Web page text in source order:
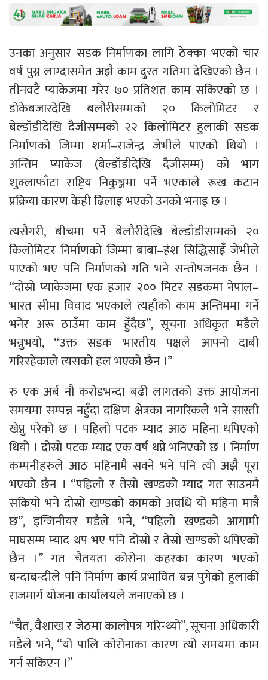
उनका अनुसार सडक निर्माणका लागि ठेक्का भएको चार
वर्ष पुग्न लाग्दासमेत अझै काम दु्रत गतिमा देखिएको छैन ।
तीनवटै प्याकेजमा गरेर ७० प्रतिशत काम सकिएको छ ।
डोकेबजारदेखि बलौरीसम्मको २० किलोमिटर र
बेल्डाँडीदेखि दैजीसम्मको २२ किलोमिटर हुलाकी सडक
निर्माणको जिम्मा शर्मा–राजेन्द्र जेभीले पाएको थियो ।
अन्तिम प्याकेज (बेल्डाँडीदेखि दैजीसम्म) को भाग
शुक्लाफाँटा राष्ट्रिय निकुञ्जमा पर्ने भएकाले रूख कटान
प्रक्रिया कारण केही ढिलाइ भएको उनको भनाइ छ ।
त्यसैगरी, बीचमा पर्ने बेलौरीदेखि बेल्डाँडीसम्मको २०
किलोमिटर निर्माणको जिम्मा बाबा–हंश सिद्धिसाइँ जेभीले
पाएको भए पनि निर्माणको गति भने सन्तोषजनक छैन ।
“दोस्रो प्याकेजमा एक हजार २०० मिटर सडकमा नेपाल–
भारत सीमा विवाद भएकाले त्यहाँको काम अन्तिममा गर्ने
भनेर अरू ठाउँमा काम हुँदैछ”, सूचना अधिकृत मडैले
भन्नुभयो, “उक्त सडक भारतीय पक्षले आफ्नो दाबी
गरिरहेकाले त्यसको हल भएको छैन ।”
रु एक अर्ब नौ करोडभन्दा बढी लागतको उक्त आयोजना
समयमा सम्पन्न नहुँदा दक्षिण क्षेत्रका नागरिकले भने सास्ती
खेप्नु परेको छ । पहिलो पटक म्याद आठ महिना थपिएको
थियो । दोस्रो पटक म्याद एक वर्ष थप्ने भनिएको छ । निर्माण
कम्पनीहरुले आठ महिनामै सक्ने भने पनि त्यो अझै पूरा
भएको छैन । “पहिलो र तेस्रो खण्डको म्याद गत साउनमै
सकियो भने दोस्रो खण्डको कामको अवधि यो महिना मात्रै
छ”, इन्जिनीयर मडैले भने, “पहिलो खण्डको आगामी
माघसम्म म्याद थप भए पनि दोस्रो र तेस्रो खण्डको थपिएको
छैन ।” गत चैतयता कोरोना कहरका कारण भएको
बन्दाबन्दीले पनि निर्माण कार्य प्रभावित बन्न पुगेको हुलाकी
राजमार्ग योजना कार्यालयले जनाएको छ ।
“चैत, वैशाख र जेठमा कालोपत्र गरिन्थ्यो”, सूचना अधिकारी
मडैले भने, “यो पालि कोरोनाका कारण त्यो समयमा काम
गर्न सकिएन ।”